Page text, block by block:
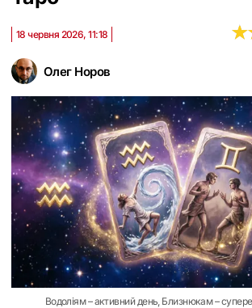
Олег Норов
18 червня 2026, 11:18 ★
★
Водоліям – активний день, Близнюкам –